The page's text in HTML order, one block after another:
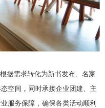
据需求转化为新书发布、名家
空间，同时承接企业团建、主
服务保障，确保各类活动顺利